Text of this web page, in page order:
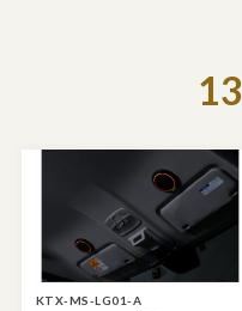
13
KTX-MS-LG01-A